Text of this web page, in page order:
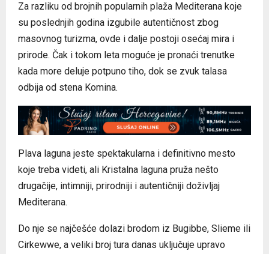
Za razliku od brojnih popularnih plaža Mediterana koje
su poslednjih godina izgubile autentičnost zbog
masovnog turizma, ovde i dalje postoji osećaj mira i
prirode. Čak i tokom leta moguće je pronaći trenutke
kada more deluje potpuno tiho, dok se zvuk talasa
odbija od stena Komina.
Plava laguna jeste spektakularna i definitivno mesto
koje treba videti, ali Kristalna laguna pruža nešto
drugačije, intimniji, prirodniji i autentičniji doživljaj
Mediterana.
Do nje se najčešće dolazi brodom iz Bugibbe, Slieme ili
Cirkewwe, a veliki broj tura danas uključuje upravo